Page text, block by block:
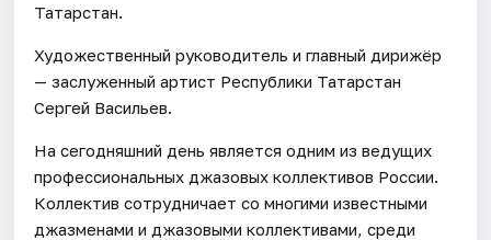
Татарстан.
Художественный руководитель и главный дирижёр
— заслуженный артист Республики Татарстан
Сергей Васильев.
На сегодняшний день является одним из ведущих
профессиональных джазовых коллективов России.
Коллектив сотрудничает со многими известными
джазменами и джазовыми коллективами, среди